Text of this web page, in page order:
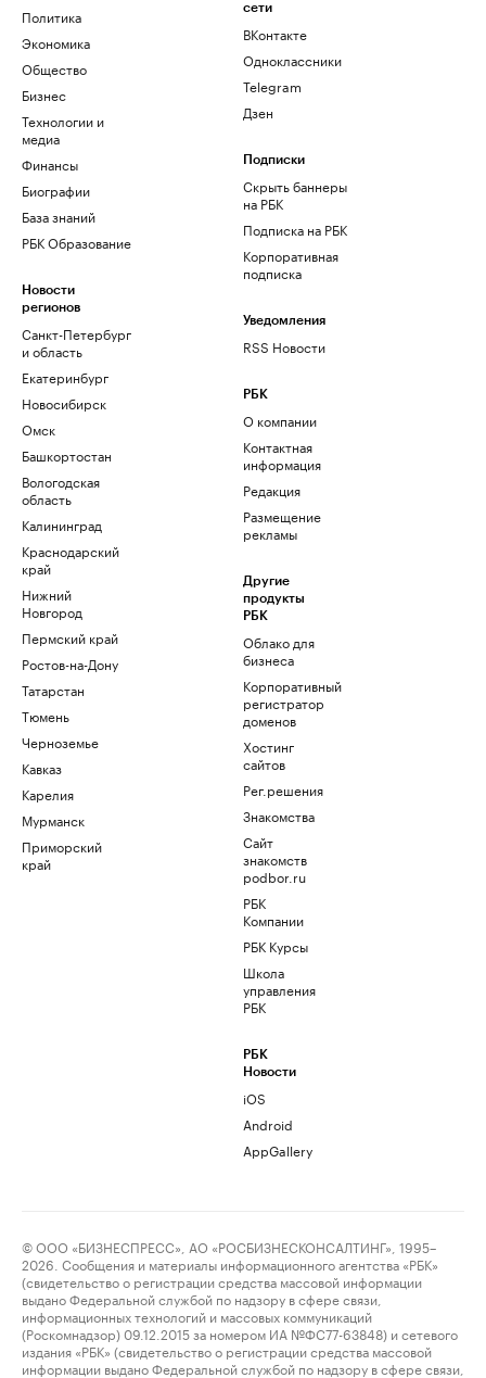
Политика
Экономика
Общество
Бизнес
Технологии и
медиа
Финансы
Биографии
База знаний
РБК Образование
Новости
регионов
Санкт-Петербург
и область
Екатеринбург
Новосибирск
Омск
Башкортостан
Вологодская
область
Калининград
Краснодарский
край
Нижний
Новгород
Пермский край
Ростов-на-Дону
Татарстан
Тюмень
Черноземье
Кавказ
Карелия
Мурманск
Приморский
край
сети
ВКонтакте
Одноклассники
Telegram
Дзен
Подписки
Скрыть баннеры
на РБК
Подписка на РБК
Корпоративная
подписка
Уведомления
RSS Новости
РБК
О компании
Контактная
информация
Редакция
Размещение
рекламы
Другие
продукты
РБК
Облако для
бизнеса
Корпоративный
регистратор
доменов
Хостинг
сайтов
Рег.решения
Знакомства
Сайт
знакомств
podbor.ru
РБК
Компании
РБК Курсы
Школа
управления
РБК
РБК
Новости
iOS
Android
AppGallery
© ООО «БИЗНЕСПРЕСС», АО «РОСБИЗНЕСКОНСАЛТИНГ», 1995–
2026. Сообщения и материалы информационного агентства «РБК»
(свидетельство о регистрации средства массовой информации
выдано Федеральной службой по надзору в сфере связи,
информационных технологий и массовых коммуникаций
(Роскомнадзор) 09.12.2015 за номером ИА №ФС77-63848) и сетевого
издания «РБК» (свидетельство о регистрации средства массовой
информации выдано Федеральной службой по надзору в сфере связи,